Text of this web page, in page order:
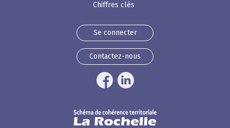
Chiffres clés
Se connecter
Contactez-nous